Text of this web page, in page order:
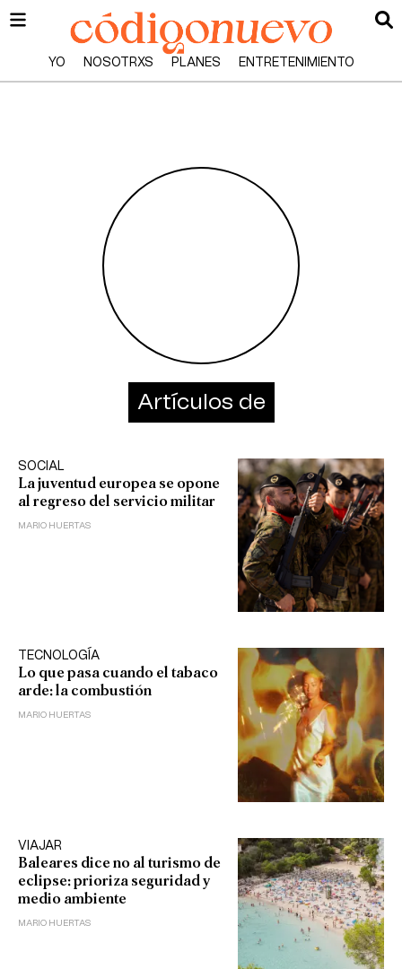
YO NOSOTRXS PLANES ENTRETENIMIENTO
Artículos de
SOCIAL
La juventud europea se opone
al regreso del servicio militar
MARIO HUERTAS
TECNOLOGÍA
Lo que pasa cuando el tabaco
arde: la combustión
MARIO HUERTAS
VIAJAR
Baleares dice no al turismo de
eclipse: prioriza seguridad y
medio ambiente
MARIO HUERTAS